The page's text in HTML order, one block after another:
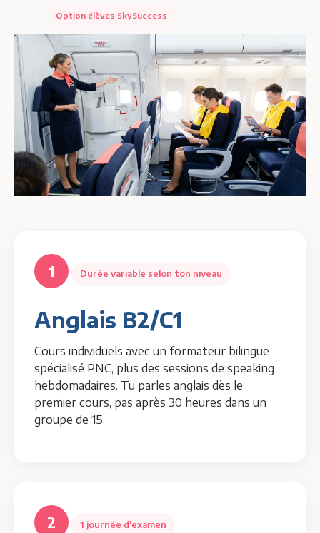
Option élèves SkySuccess
1 Durée variable selon ton niveau
Anglais B2/C1
Cours individuels avec un formateur bilingue
spécialisé PNC, plus des sessions de speaking
hebdomadaires. Tu parles anglais dès le
premier cours, pas après 30 heures dans un
groupe de 15.
2 1 journée d'examen